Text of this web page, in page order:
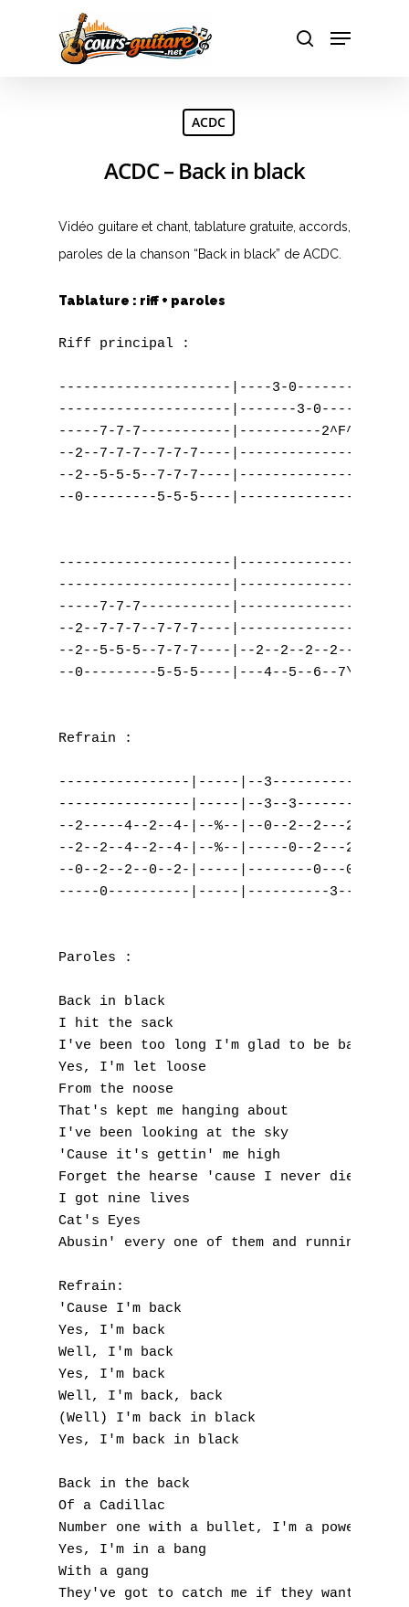
Hit enter to search or ESC to close
ACDC
ACDC – Back in black
Vidéo guitare et chant, tablature gratuite, accords,
paroles de la chanson “Back in black” de ACDC.
Tablature : riff + paroles
Riff principal :
---------------------|----3-
---------------------|-------3-
-----7-7-7-----------|----------
--2--7-7-7--7-7-7----
--2--5-5-5--7-7-7----
--0---------5-5-5----
---------------------
---------------------
-----7-7-7-----------
--2--7-7-7--7-7-7----
--2--5-5-5--7-7-7----|--2--2--2--
--0---------5-5-5----|---4--5--6--
Refrain :
----------------|-----|--3-----------
----------------|-----|--3--3--------
--2-----4--2--4-|--%--|--0--2--2---2-|--
--2--2--4--2--4-|--%--|-----0--2---2-|--
--0--2--2--0--2-|-----|--------0---0-
-----0----------|-----|----------3---
Paroles :
Back in black
I hit the sack
I've been too long I'm glad to be back [I
Yes, I'm let loose
From the noose
That's kept me hanging about
I've been looking at the sky
'Cause it's gettin' me high
Forget the hearse 'cause I never die
I got nine lives
Cat's Eyes
Abusin' every one of them and running wild
Refrain:
'Cause I'm back
Yes, I'm back
Well, I'm back
Yes, I'm back
Well, I'm back, back
(Well) I'm back in black
Yes, I'm back in black
Back in the back
Of a Cadillac
Number one with a bullet, I'm a power pack
Yes, I'm in a bang
With a gang
They've got to catch me if they want me to